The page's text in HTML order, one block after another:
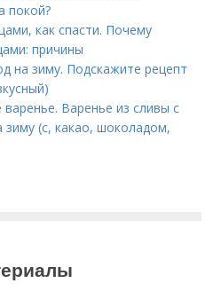
покой?
как спасти. Почему
причины
на зиму. Подскажите рецепт
Варенье из сливы с
(с, какао, шоколадом,